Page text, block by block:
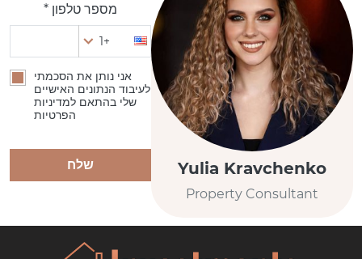
Yulia Kravchenko
Property Consultant
מספר טלפון *
+1
אני נותן את הסכמתי
לעיבוד הנתונים האישיים
שלי בהתאם למדיניות
הפרטיות
שלח